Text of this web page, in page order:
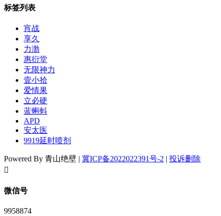
标签列表
宵战
享久
力渤
惠衍堂
无限神力
壹小拾
爱情果
立必硬
蓝蝌蚪
APD
安太医
9919延时喷剂
Powered By 青山绝壁 | 冀ICP备2022022391号-2 | 投诉删除
󦘖
微信号
9958874